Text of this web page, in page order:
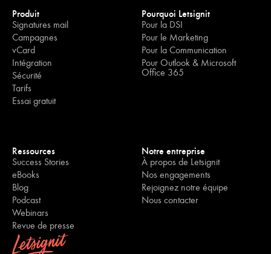
Produit
Signatures mail
Campagnes
vCard
Intégration
Sécurité
Tarifs
Essai gratuit
Pourquoi Letsignit
Pour la DSI
Pour le Marketing
Pour la Communication
Pour Outlook & Microsoft
Office 365
Ressources
Success Stories
eBooks
Blog
Podcast
Webinars
Revue de presse
Notre entreprise
À propos de Letsignit
Nos engagements
Rejoignez notre équipe
Nous contacter